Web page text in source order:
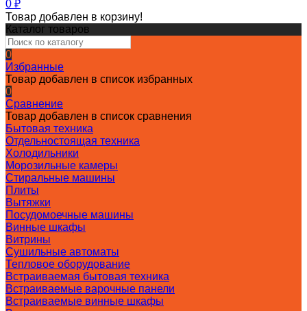
0 ₽
Товар добавлен в корзину!
Каталог товаров
0
Избранные
Товар добавлен в список избранных
0
Сравнение
Товар добавлен в список сравнения
Бытовая техника
Отдельностоящая техника
Холодильники
Морозильные камеры
Стиральные машины
Плиты
Вытяжки
Посудомоечные машины
Винные шкафы
Витрины
Сушильные автоматы
Тепловое оборудование
Встраиваемая бытовая техника
Встраиваемые варочные панели
Встраиваемые винные шкафы